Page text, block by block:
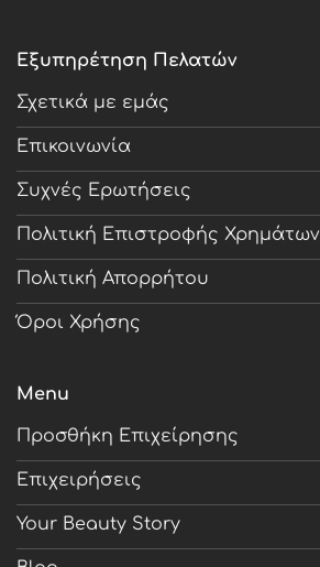
Εξυπηρέτηση Πελατών
Σχετικά με εμάς
Επικοινωνία
Συχνές Ερωτήσεις
Πολιτική Επιστροφής Χρημάτων
Πολιτική Απορρήτου
Όροι Χρήσης
Menu
Προσθήκη Επιχείρησης
Επιχειρήσεις
Your Beauty Story